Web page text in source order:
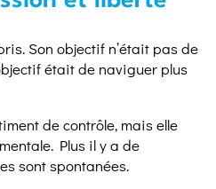
Son objectif n’était pas de
était de naviguer plus
de contrôle, mais elle
Plus il y a de
sont spontanées.